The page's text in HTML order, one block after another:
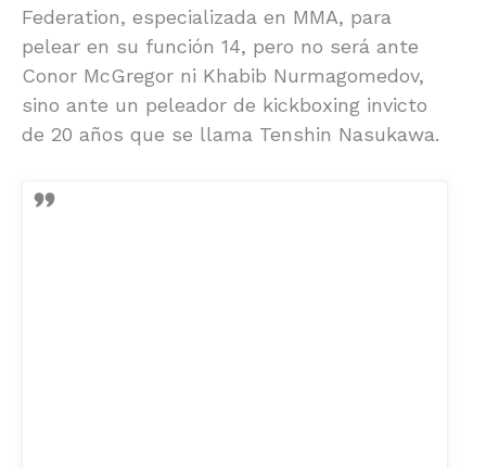
Federation, especializada en MMA, para
pelear en su función 14, pero no será ante
Conor McGregor ni Khabib Nurmagomedov,
sino ante un peleador de kickboxing invicto
de 20 años que se llama Tenshin Nasukawa.